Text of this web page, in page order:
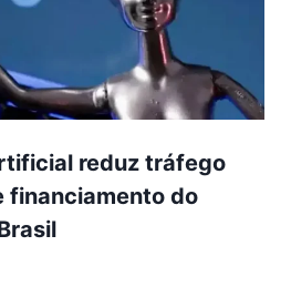
reduz tráfego
financiamento do